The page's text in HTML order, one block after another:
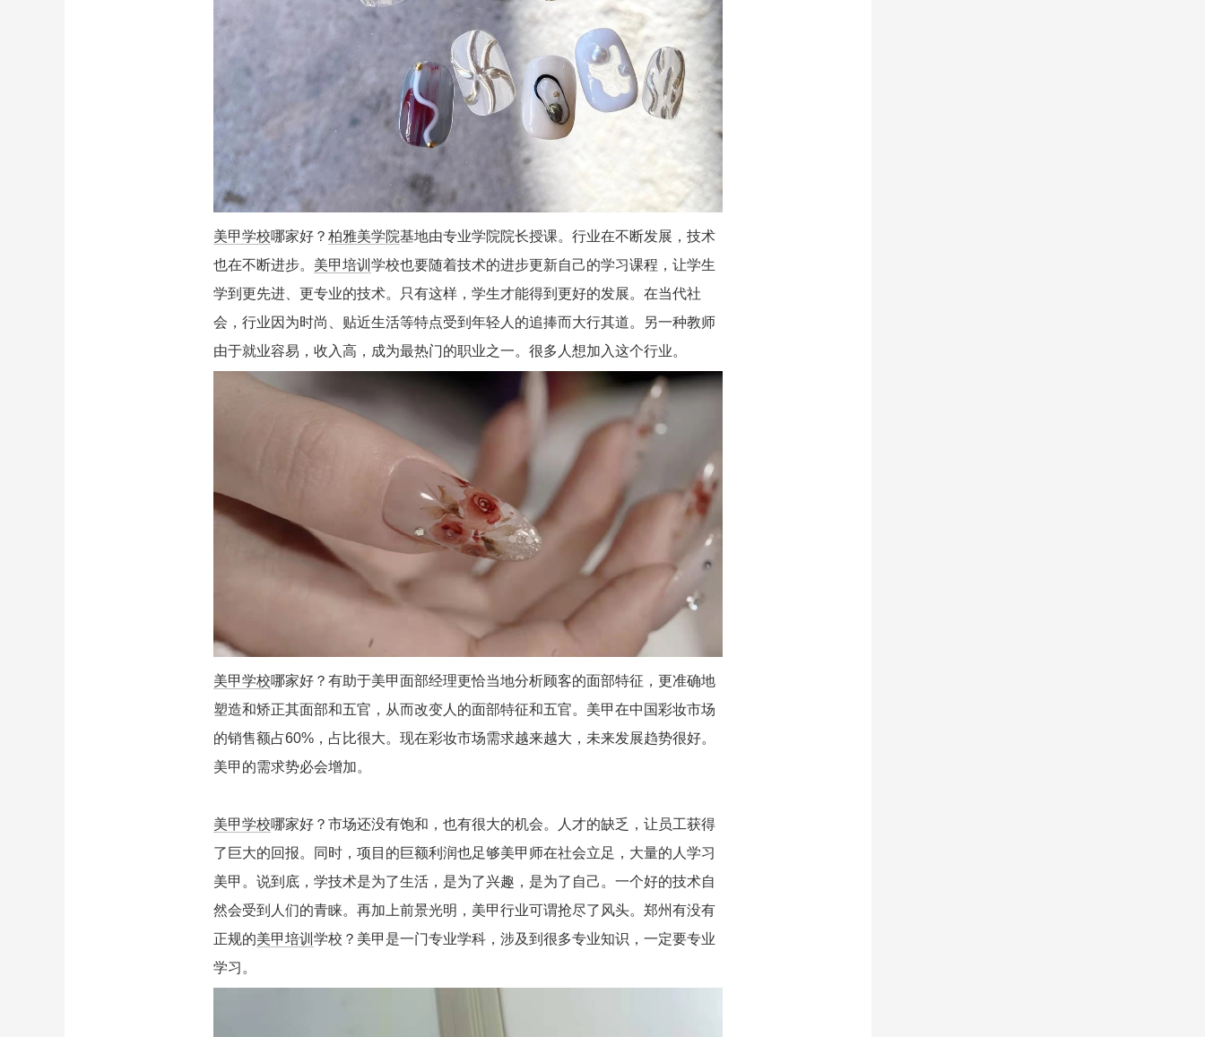
美甲学校哪家好？ 柏雅美学院基地由专业学院院长授课。行业在不断发展，技术
也在不断进步。 美甲培训 学校也要随着技术的进步更新自己的学习课程，让学生
学到更先进、更专业的技术。只有这样，学生才能得到更好的发展。在当代社
会，行业因为时尚、贴近生活等特点受到年轻人的追捧而大行其道。另一种教师
由于就业容易，收入高，成为最热门的职业之一。很多人想加入这个行业。
美甲学校哪家好？有助于美甲面部经理更恰当地分析顾客的面部特征，更准确地
塑造和矫正其面部和五官，从而改变人的面部特征和五官。美甲在中国彩妆市场
的销售额占60%，占比很大。现在彩妆市场需求越来越大，未来发展趋势很好。
美甲的需求势必会增加。
美甲学校哪家好？市场还没有饱和，也有很大的机会。人才的缺乏，让员工获得
了巨大的回报。同时，项目的巨额利润也足够美甲师在社会立足，大量的人学习
美甲。说到底，学技术是为了生活，是为了兴趣，是为了自己。一个好的技术自
然会受到人们的青睐。再加上前景光明，美甲行业可谓抢尽了风头。郑州有没有
正规的美甲培训 学校？美甲是一门专业学科，涉及到很多专业知识，一定要专业
学习。